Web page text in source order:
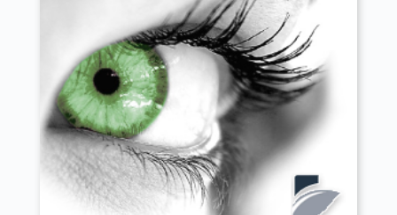
Les Pavillons-sous-Bois 93320
Pierrefitte-sur-Seine 93380
Le Pré-Saint-Gervais 93310
Le Raincy 93340
Romainville 93230
Rosny-sous-Bois 93110
Saint-Denis 93200
Saint-Denis 93210
Saint-Ouen 93400
Sevran 93270
Stains 93240
Tremblay-en-France 93290
Vaujours 93410
Villemomble 93250
Villepinte 93420
Villetaneuse 93430